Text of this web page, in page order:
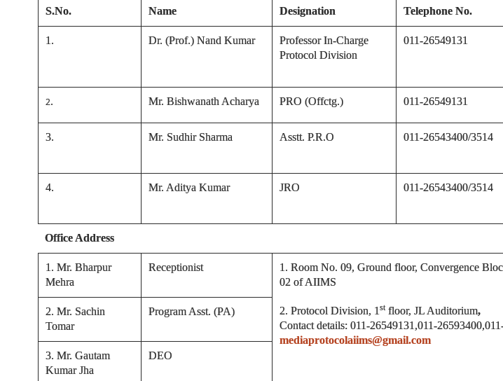
S.No. Name Designation Telephone No.
1. Dr. (Prof.) Nand Kumar
Professor In-Charge
Protocol Division
011-26549131
2. Mr. Bishwanath Acharya PRO (Offctg.) 011-26549131
3. Mr. Sudhir Sharma Asstt. P.R.O 011-26543400/3514
4. Mr. Aditya Kumar JRO 011-26543400/3514
Office Address
1. Mr. Bharpur
Mehra
Receptionist
1. Room No. 09, Ground floor, Convergence
02 of AIIMS
2. Protocol Division, 1 stfloor, JL Auditorium,
Contact details: 011-26549131,011-
mediaprotocolaiims@gmail.com
2. Mr. Sachin
Tomar
Program Asst. (PA)
3. Mr. Gautam
Kumar Jha
DEO